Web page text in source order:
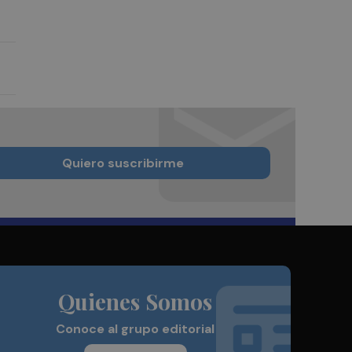
Quiero suscribirme
Quienes Somos
Conoce al grupo editorial